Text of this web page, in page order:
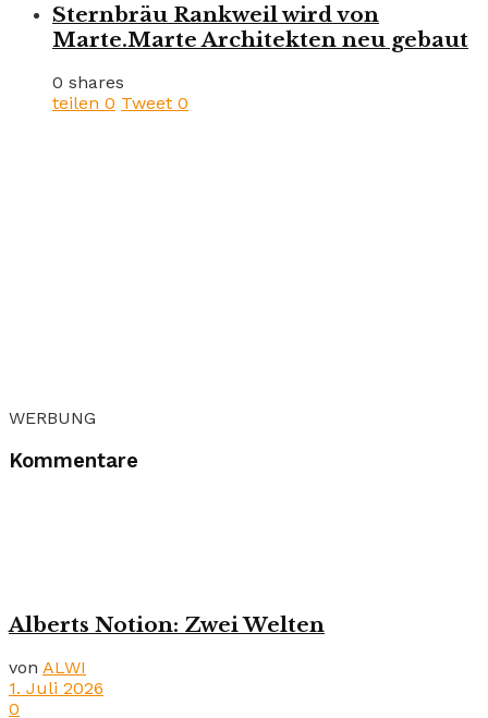
Sternbräu Rankweil wird von
Marte.Marte Architekten neu gebaut
0 shares
teilen 0 Tweet 0
WERBUNG
Kommentare
Alberts Notion: Zwei Welten
von ALWI
1. Juli 2026
0